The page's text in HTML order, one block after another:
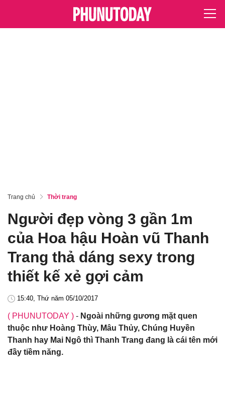
Trang chủ Thời trang
Người đẹp vòng 3 gần 1m
của Hoa hậu Hoàn vũ Thanh
Trang thả dáng sexy trong
thiết kế xẻ gợi cảm
15:40, Thứ năm 05/10/2017
( PHUNUTODAY ) - Ngoài những gương mặt quen
thuộc như Hoàng Thùy, Mâu Thủy, Chúng Huyền
Thanh hay Mai Ngô thì Thanh Trang đang là cái tên mới
đầy tiềm năng.